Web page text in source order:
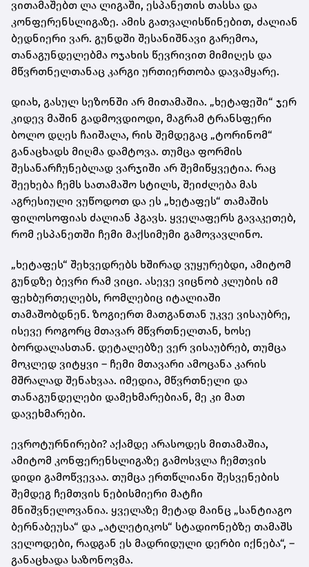
ვითამაშებთ ლა ლიგაში, ესპანეთის თასსა და
კონფერენსლიგაზე. ამის გათვალისწინებით, ძალიან
ბედნიერი ვარ. გუნდში შესანიშნავი გარემოა,
თანაგუნდელებმა ოჯახის წევრივით მიმიღეს და
მწვრთნელთანაც კარგი ურთიერთობა დავამყარე.
დიახ, გასულ სეზონში არ მითამაშია. „ხეტაფეში“ ჯერ
კიდევ მაშინ გადმოვდიოდი, მაგრამ ტრანსფერი
ბოლო დღეს ჩაიშალა, რის შემდეგაც „ტორინომ“
განაცხადს მიღმა დამტოვა. თუმცა ფორმის
შესანარჩუნებლად ვარჯიში არ შემიწყვეტია. რაც
შეეხება ჩემს სათამაშო სტილს, შეიძლება მას
აგრესიული ვუწოდოთ და ეს „ხეტაფეს“ თამაშის
ფილოსოფიას ძალიან ჰგავს. ყველაფერს გავაკეთებ,
რომ ესპანეთში ჩემი მაქსიმუმი გამოვავლინო.
„ხეტაფეს“ შეხვედრებს ხშირად ვუყურებდი, ამიტომ
გუნდზე ბევრი რამ ვიცი. ასევე ვიცნობ კლუბის იმ
ფეხბურთელებს, რომლებიც იტალიაში
თამაშობდნენ. ზოგიერთ მათგანთან უკვე ვისაუბრე,
ისევე როგორც მთავარ მწვრთნელთან, ხოსე
ბორდალასთან. დეტალებზე ვერ ვისაუბრებ, თუმცა
მოკლედ ვიტყვი – ჩემი მთავარი ამოცანა კარის
მშრალად შენახვაა. იმედია, მწვრთნელი და
თანაგუნდელები დამეხმარებიან, მე კი მათ
დავეხმარები.
ევროტურნირები? აქამდე არასოდეს მითამაშია,
ამიტომ კონფერენსლიგაზე გამოსვლა ჩემთვის
დიდი გამოწვევაა. თუმცა ერთწლიანი შესვენების
შემდეგ ჩემთვის ნებისმიერი მატჩი
მნიშვნელოვანია. ყველაზე მეტად მაინც „სანტიაგო
ბერნაბეუსა“ და „ატლეტიკოს“ სტადიონებზე თამაშს
ველოდები, რადგან ეს მადრიდული დერბი იქნება“, –
განაცხადა საზონოვმა.